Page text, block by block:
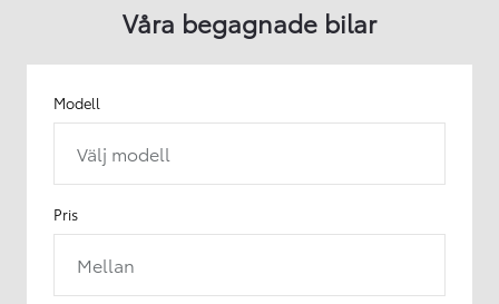
Våra begagnade bilar
Modell
Välj modell
Pris
Mellan